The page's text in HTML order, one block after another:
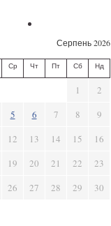
Серпень 2026
Ср Чт Пт Сб Нд
1
2
5 6 7 8
9
12 13 14 15
16
19 20 21 22
23
26 27 28 29
30